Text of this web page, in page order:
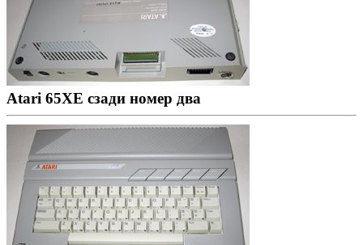
Atari 65XE сзади номер два